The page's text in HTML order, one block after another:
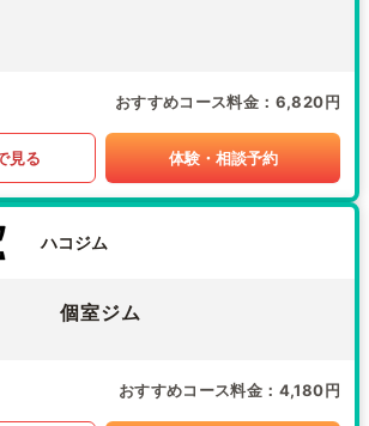
おすすめコース料金 6,820円
見る 体験・相談予約
ハコジム
個室ジム
おすすめコース料金 4,180円